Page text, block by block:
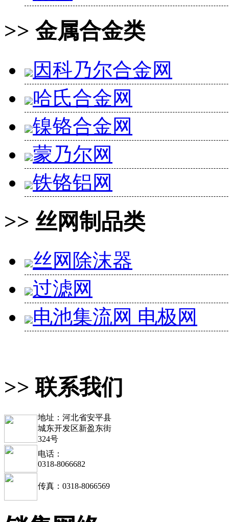
>> 金属合金类
因科乃尔合金网
哈氏合金网
镍铬合金网
蒙乃尔网
铁铬铝网
>> 丝网制品类
丝网除沫器
过滤网
电池集流网 电极网
>> 联系我们
地址：河北省安平县
城东开发区新盈东街
324号
电话：
0318-8066682
传真：0318-8066569